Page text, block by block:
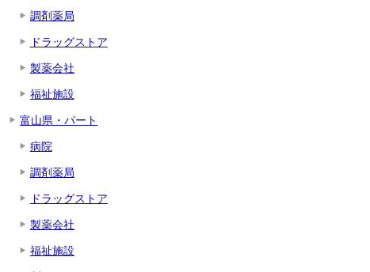
調剤薬局
ドラッグストア
製薬会社
福祉施設
富山県・パート
病院
調剤薬局
ドラッグストア
製薬会社
福祉施設